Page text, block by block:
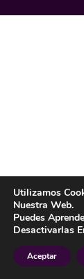
Utilizamos
Nuestra Web.
Puedes
Desactivarlas
Aceptar